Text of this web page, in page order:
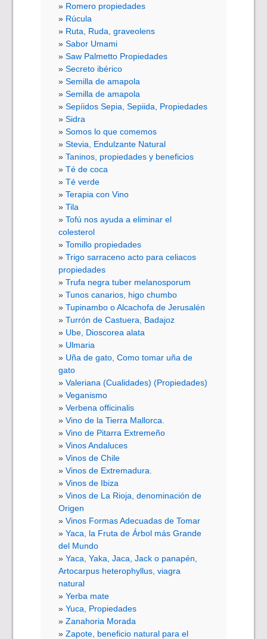
Romero propiedades
Rúcula
Ruta, Ruda, graveolens
Sabor Umami
Saw Palmetto Propiedades
Secreto ibérico
Semilla de amapola
Semilla de amapola
Sepíidos Sepia, Sepiida, Propiedades
Sidra
Somos lo que comemos
Stevia, Endulzante Natural
Taninos, propiedades y beneficios
Té de coca
Té verde
Terapia con Vino
Tila
Tofú nos ayuda a eliminar el
colesterol
Tomillo propiedades
Trigo sarraceno acto para celiacos
propiedades
Trufa negra tuber melanosporum
Tunos canarios, higo chumbo
Tupinambo o Alcachofa de Jerusalén
Turrón de Castuera, Badajoz
Ube, Dioscorea alata
Ulmaria
Uña de gato, Como tomar uña de
gato
Valeriana (Cualidades) (Propiedades)
Veganismo
Verbena officinalis
Vino de la Tierra Mallorca.
Vino de Pitarra Extremeño
Vinos Andaluces
Vinos de Chile
Vinos de Extremadura.
Vinos de Ibiza
Vinos de La Rioja, denominación de
Origen
Vinos Formas Adecuadas de Tomar
Yaca, la Fruta de Árbol más Grande
del Mundo
Yaca, Yaka, Jaca, Jack o panapén,
Artocarpus heterophyllus, viagra
natural
Yerba mate
Yuca, Propiedades
Zanahoria Morada
Zapote, beneficio natural para el